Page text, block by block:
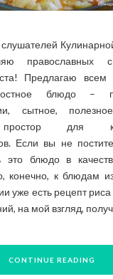
православных
Предлагаю
блюдо –
сытное,
для
Если вы не
это блюдо в
конечно, к блюдам
уже есть рецепт
на мой взгляд,
CONTINUE READING